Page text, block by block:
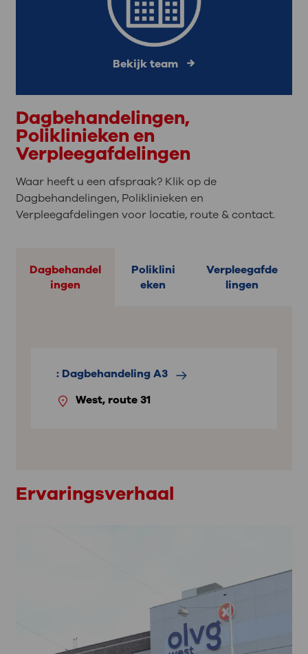
Bekijk team
Dagbehandelingen,
Poliklinieken en
Verpleegafdelingen
Waar heeft u een afspraak? Klik op de
Dagbehandelingen, Poliklinieken en
Verpleegafdelingen voor locatie, route & contact.
Dagbehandel
ingen
Poliklini
eken
Verpleegafde
lingen
: Dagbehandeling A3
West, route 31
Ervaringsverhaal